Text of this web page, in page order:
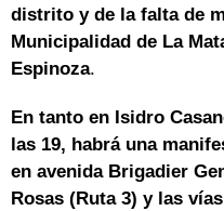
distrito y de la falta de
Municipalidad de La
Espinoza.
En tanto en Isidro
las 19, habrá una
en avenida Brigadier
Rosas (Ruta 3) y las